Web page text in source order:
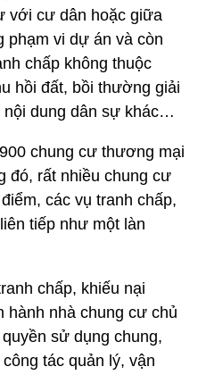
với cư dân hoặc giữa
phạm vi dự án và còn
chấp không thuộc
hồi đất, bồi thường giải
nội dung dân sự khác…
chung cư thương mại
đó, rất nhiều chung cư
các vụ tranh chấp,
tiếp như một làn
chấp, khiếu nại
hành nhà chung cư chủ
sử dụng chung,
tác quản lý, vận